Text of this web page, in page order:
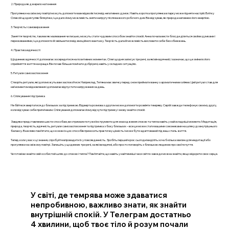
2. Природа як джерело натхнення
Прогулянки на свіжому повітрі можуть допомогти вам відволіктися від негативних думок. Навіть коротка прогулянка в парку може підняти настрій. Влітку
Олексій щодня гуляв біля річки, і це дало йому можливість зняти напругу після важкого робочого дня. Він відчував, як природа наповнює його енергією.
3. Творчість і самовираження
Заняття творчістю, такими як малювання чи письмо, можуть стати чудовим способом знайти спокій. Анна почала вести блог, де ділиться своїми думками і
переживаннями, і це допомогло їй звільнитися від емоційного вантажу. Творчість дала їй можливість висловити себе без обмежень.
4. Практика вдячності
Щоденник вдячності допомагає зосередитися на позитивних моментах. Олег щодня записує три речі, за які він вдячний, і зазначає, що це змінило його
сприйняття життя на краще. Він почав більше помічати добрі речі, навіть у складних ситуаціях.
5. Ритуали самозаспокоєння
Створіть ритуали, які допоможуть вам заспокоїтися. Наприклад, Тетяна має звичку перед сном приймати ванну з ароматичними оліями. Цей ритуал став для
неї моментом відновлення і допомагає відпустити напруження за день.
6. Спілкування і підтримка
Не бійтеся звертатися до близьких за підтримкою. Відверта розмова з другом може допомогти розвіяти темряву. Сергій завжди телефонує своєму другу,
коли відчуває себе пригніченим. Спілкування допомагає йому відчути підтримку і знову знайти спокій.
Завдяки представленим шести способам, ви отримали потужні інструменти для знаходження спокою та тепла навіть у найскладніші моменти. Медитація,
природа, творчість, вдячність, ритуали самозаспокоєння та підтримка з боку близьких – все це може стати вашими союзниками на шляху до внутрішнього
балансу. Важливо пам’ятати, що кожен із цих способів приносить практичну цінність і може бути адаптований під ваш стиль життя.
Тепер, коли у вас є ці знання, спробуйте впровадити їх у повсякденність. Зробіть перший крок: сьогодні виділіть хоча б кілька хвилин для медитації або
прогулянки на свіжому повітрі. Запишіть у щоденник три речі, за які ви вдячні, або просто поговоріть з близькою людиною про свої почуття.
Чи готові ви знайти свій особистий шлях до спокою і тепла? Пам’ятайте, що навіть у найтемніші часи світло завжди можна знайти, якщо відкрити своє серце.
У світі, де темрява може здаватися
непробивною, важливо знати, як знайти
внутрішній спокій. У Телеграм достатньо
4 хвилини, щоб твоє тіло й розум почали